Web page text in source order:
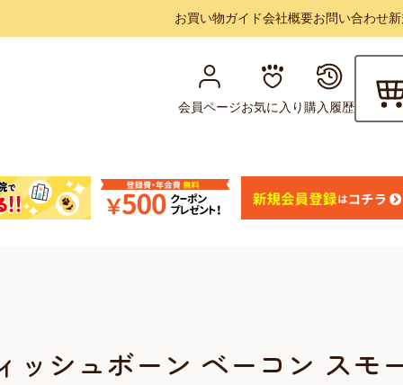
お買い物ガイド会社概要お問い合わせ
会員ページお気に入り購入履歴
ッシュボーン ベーコン スモ